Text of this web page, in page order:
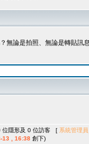
無論是拍照、無論是轉貼訊
位隱形及 0 位訪客 [ 系統管理員
13 , 16:38 創下)